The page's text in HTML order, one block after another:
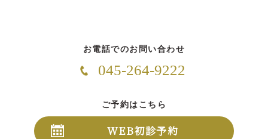
お電話でのお問い合わせ
045-264-9222
ご予約はこちら
WEB初診予約